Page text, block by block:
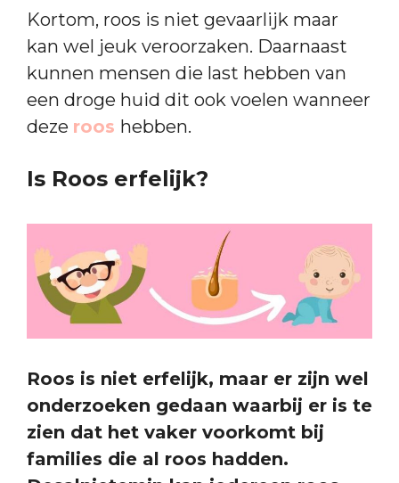
Kortom, roos is niet gevaarlijk maar
kan wel jeuk veroorzaken. Daarnaast
kunnen mensen die last hebben van
een droge huid dit ook voelen wanneer
deze roos hebben.
Is Roos erfelijk?
Roos is niet erfelijk, maar er zijn wel
onderzoeken gedaan waarbij er is te
zien dat het vaker voorkomt bij
families die al roos hadden.